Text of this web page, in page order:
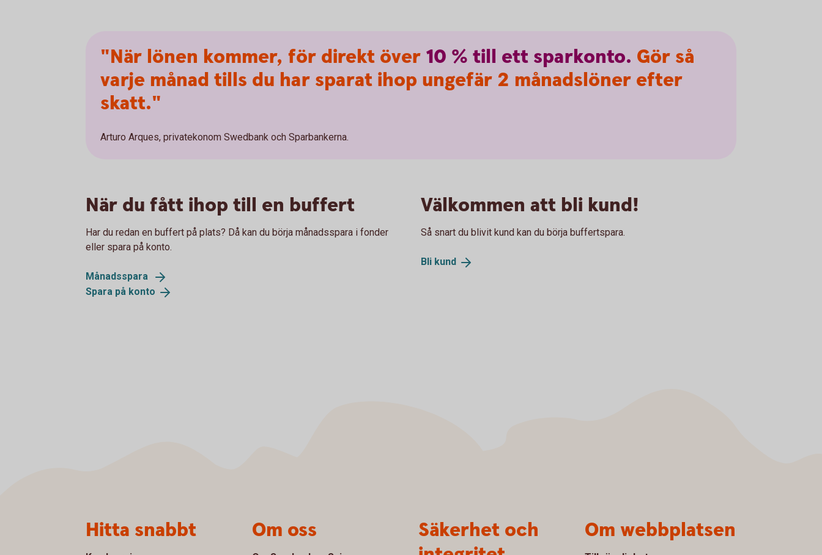
"När lönen kommer, för direkt över 10 % till ett sparkonto. Gör så
varje månad tills du har sparat ihop ungefär 2 månadslöner efter
skatt."
Arturo Arques, privatekonom Swedbank och Sparbankerna.
När du fått ihop till en buffert
Har du redan en buffert på plats? Då kan du börja månadsspara i fonder
eller spara på konto.
Månadsspara
Spara på konto
Välkommen att bli kund!
Så snart du blivit kund kan du börja buffertspara.
Bli kund
Hitta snabbt Om oss
Säkerhet och
Om webbplatsen